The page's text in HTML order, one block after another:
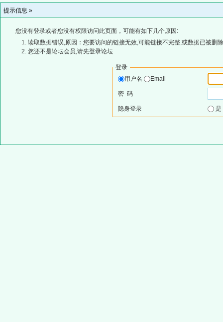
提示信息 »
您没有登录或者您没有权限访问此页面，可能有如下几个原因:
读取数据错误,原因：您要访问的链接无效,可能链接不完整,或数据已被删
您还不是论坛会员,请先登录论坛
登录
用户名
Email
密 码
隐身登录